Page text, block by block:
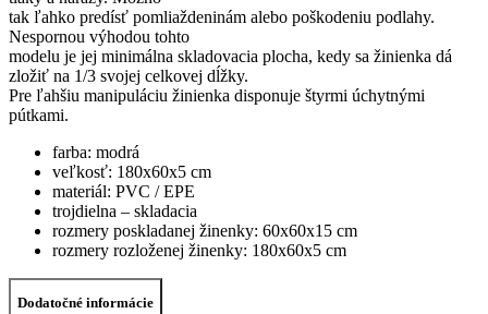
tak ľahko predísť pomliaždeninám alebo poškodeniu podlahy.
Nespornou výhodou tohto
modelu je jej minimálna skladovacia plocha, kedy sa žinienka dá
zložiť na 1/3 svojej celkovej dĺžky.
Pre ľahšiu manipuláciu žinienka disponuje štyrmi úchytnými
pútkami.
farba: modrá
veľkosť: 180x60x5 cm
materiál: PVC / EPE
trojdielna – skladacia
rozmery poskladanej žinenky: 60x60x15 cm
rozmery rozloženej žinenky: 180x60x5 cm
Dodatočné informácie